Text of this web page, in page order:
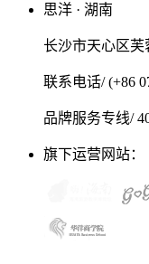
思洋 · 湖南
长沙市天心区芙
联系电话/ (+86
品牌服务专线/
旗下运营网站：